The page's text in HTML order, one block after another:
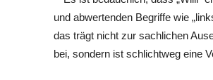
und abwertenden Begriffe wie
das trägt nicht zur sachlichen
bei, sondern ist schlichtweg eine